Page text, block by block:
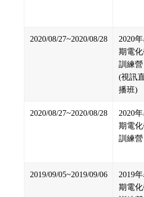
2020/08/27~2020/08/28
2020
期電
訓練營
(視訊
播班)
2020/08/27~2020/08/28
2020
期電
訓練營
2019/09/05~2019/09/06
2019
期電